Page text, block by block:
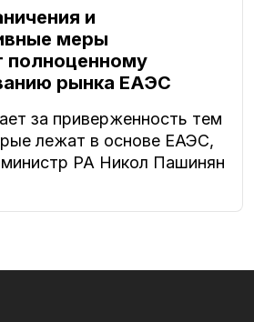
и
меры
полноценному
рынка ЕАЭС
за приверженность тем
лежат в основе ЕАЭС,
РА Никол Пашинян